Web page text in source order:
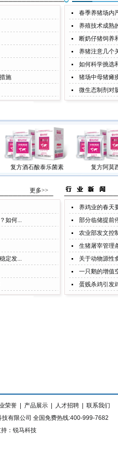
施
春季养猪场内
养殖技术成熟
断奶仔猪饲养
养猪注意几个
如何科学挑选
猪场中母猪瘫
微生态制剂对
复方酒石酸泰乐菌素 复方阿莫西林
更多>>
如何...
定发...
养鸡业的春天
部分临储提前
农业部发文控
生猪屠宰管理
关于动物源性
一只鹅的增值
蛋贱杀鸡引发
荣誉 产品展示 人才招聘
联系我们
有限公司 全国免费热线:400-999-7682
：锐马科技